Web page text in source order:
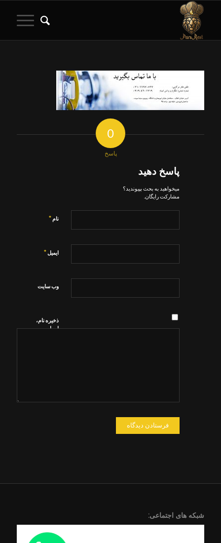
0
پاسخ
پاسخ دهید
میخواهید به بحث بپیوندید؟
مشارکت رایگان.
نام *
ایمیل *
وب‌ سایت
ذخیره نام،
ایمیل و
شبکه های اجتماعی: